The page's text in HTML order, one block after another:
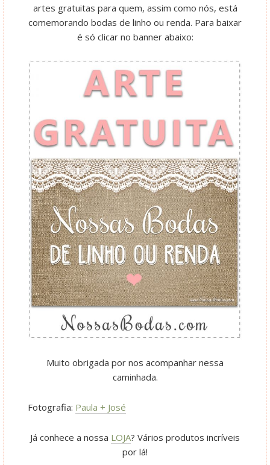
artes gratuitas para quem, assim como nós, está
comemorando bodas de linho ou renda. Para baixar
é só clicar no banner abaixo:
Muito obrigada por nos acompanhar nessa
caminhada.
Fotografia: Paula + José
Já conhece a nossa LOJA? Vários produtos incríveis
por lá!